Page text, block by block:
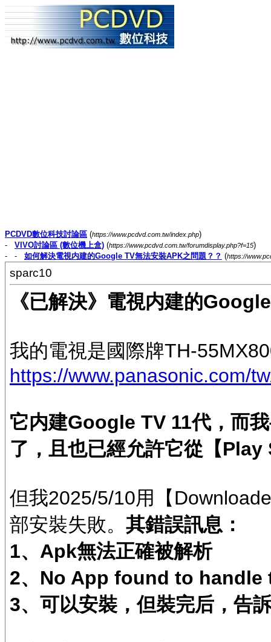
PCDVD數位科技討論區 (https://www.pcdvd.com.tw/index.php)
- VIVO討論區 (數位機上盒) (https://www.pcdvd.com.tw/forumdisplay.php?f=15)
- - 如何解決電視内建的Google TV無法安裝APK之問題？？ (https://
sparc10
《已解決》電視内建的
我的電視是國際牌TH-
https://www.panasonic.com/
它内建Google TV 11代，而
了，且也已經允許它從【
但我2025/5/10用【
部安裝失敗。 其錯誤訊息：
1、Apk無法正確被解析
2、No App found to handle
3、可以安裝，但裝完后，告